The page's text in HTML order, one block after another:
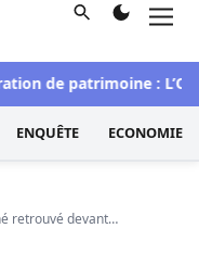
et d'investigation
Rechercher
de patrimoine :
ENQUÊTE ECONOMIE
retrouvé devant…